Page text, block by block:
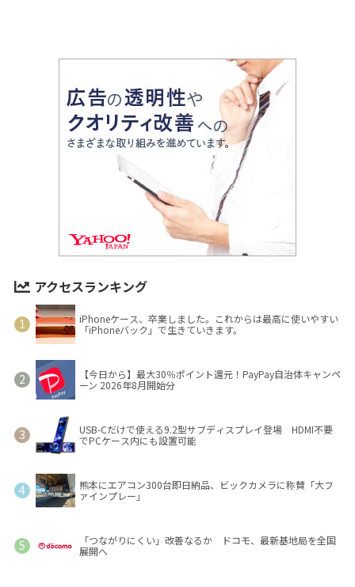
アクセスランキング
iPhoneケース、卒業しました。これからは最高に使いやすい
「iPhoneバック」で生きていきます。
【今日から】最大30％ポイント還元！PayPay自治体キャンペ
ーン 2026年8月開始分
USB-Cだけで使える9.2型サブディスプレイ登場 HDMI不要
でPCケース内にも設置可能
熊本にエアコン300台即日納品、ビックカメラに称賛「大フ
ァインプレー」
「つながりにくい」改善なるか ドコモ、最新基地局を全国
展開へ